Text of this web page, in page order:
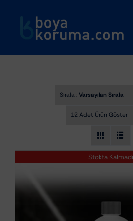
Sırala :Varsayılan Sıralama
12 Adet Ürün Göster
Stokta Kalmadı